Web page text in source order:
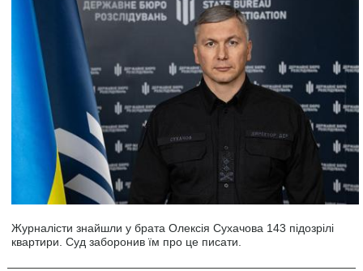
Журналісти знайшли у брата Олексія Сухачова 143 підозрілі
квартири. Суд заборонив їм про це писати.